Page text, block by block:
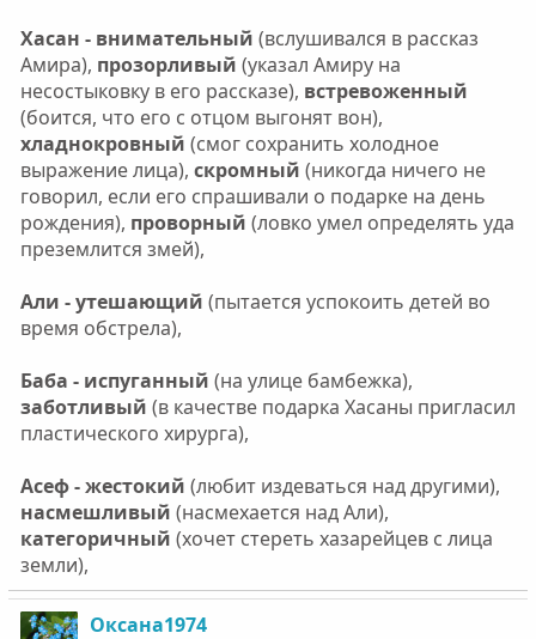
Хасан - внимательный (вслушивался в рассказ
Амира), прозорливый (указал Амиру на
несостыковку в его рассказе), встревоженный
(боится, что его с отцом выгонят вон),
хладнокровный (смог сохранить холодное
выражение лица), скромный (никогда ничего не
говорил, если его спрашивали о подарке на день
рождения), проворный (ловко умел определять уда
преземлится змей),
Али - утешающий (пытается успокоить детей во
время обстрела),
Баба - испуганный (на улице бамбежка),
заботливый (в качестве подарка Хасаны пригласил
пластического хирурга),
Асеф - жестокий (любит издеваться над другими),
насмешливый (насмехается над Али),
категоричный (хочет стереть хазарейцев с лица
земли),
Оксана1974